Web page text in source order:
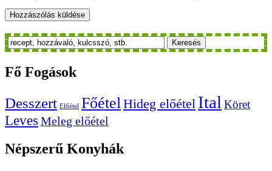
Keresés
Fő Fogások
Desszert Előétel Főétel Hideg előétel Ital Köret
Leves Meleg előétel
Népszerű Konyhák